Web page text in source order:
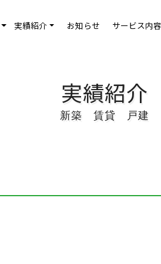
実績紹介 お知らせ サービス内容
実績紹介
新築 賃貸 戸建